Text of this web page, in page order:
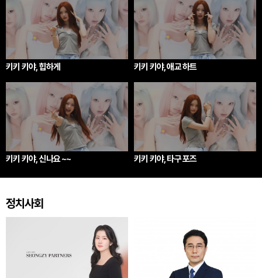
키키 키야, 힙하게 키키 키야, 애교 하트
키키 키야, 신나요 ~~ 키키 키야, 타구 포즈
정치사회